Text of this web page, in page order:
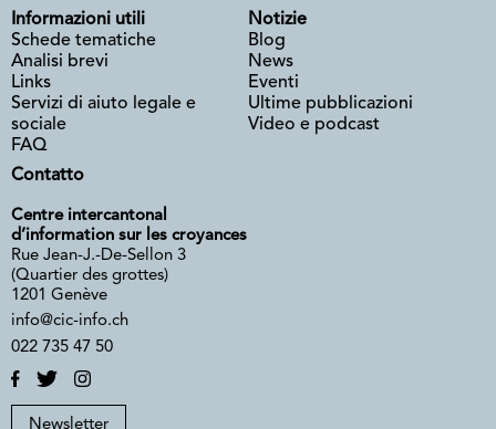
Informazioni utili
Schede tematiche
Analisi brevi
Links
Servizi di aiuto legale e
sociale
FAQ
Notizie
Blog
News
Eventi
Ultime pubblicazioni
Video e podcast
Contatto
Centre intercantonal
d’information sur les croyances
Rue Jean-J.-De-Sellon 3
(Quartier des grottes)
1201 Genève
info@cic-info.ch
022 735 47 50
Newsletter